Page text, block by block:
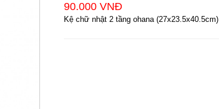
90.000 VNĐ
Kệ chữ nhật 2 tầng ohana (27x23.5x40.5cm)